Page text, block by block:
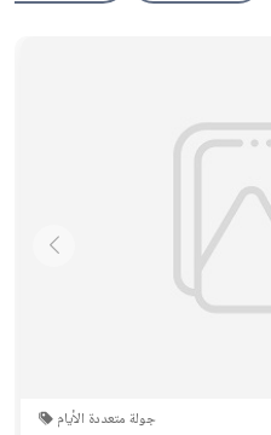
جولة متعددة الأيام